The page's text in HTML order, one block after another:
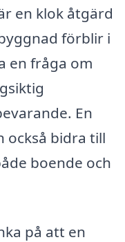
en klok åtgärd
förblir i
en fråga om
En
också bidra till
boende och
på att en